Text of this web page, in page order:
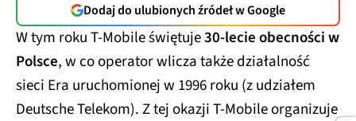
Dodaj do ulubionych źródeł w Google
W tym roku T-Mobile świętuje30-lecie obecności w
Polsce, w co operator wlicza także działalność
sieci Era uruchomionej w 1996 roku (z udziałem
Deutsche Telekom). Z tej okazji T-Mobile organizuje